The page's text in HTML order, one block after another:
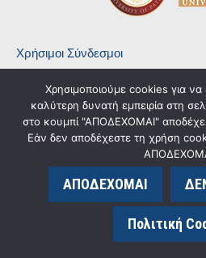
Χρήσιμοι Σύνδεσμοι
Πανεπιστήμιο Πατρών
mypublichealthlaw blog
Πολιτική Προστασίας Προσωπικών
Τμήμα Ιατρικής, Πανεπιστήμιο Πατρών
+30 2610 969169 & 2610 969876
Χρησιμοποιούμε cookies για
καλύτερη δυνατή εμπειρία στη
στο κουμπί "ΑΠΟΔΕΧΟΜΑΙ"
Εάν δεν αποδέχεστε τη χρήση
ΑΠΟΔΕΧΟΜΑΙ
Πολιτική